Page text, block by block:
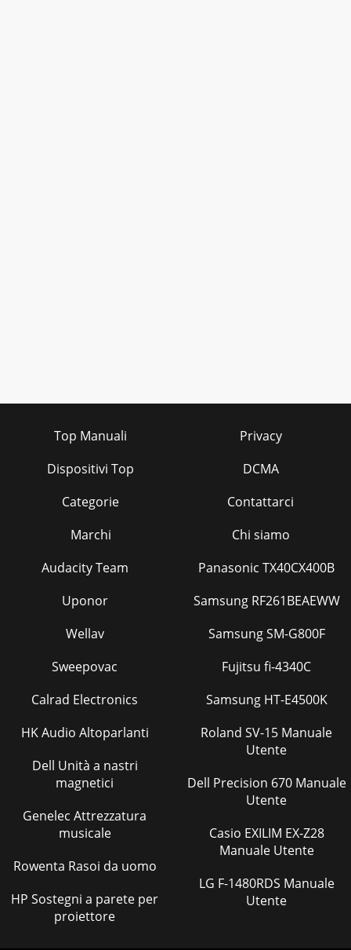
Top Manuali
Dispositivi Top
Categorie
Marchi
Privacy
DCMA
Contattarci
Chi siamo
Audacity Team
Uponor
Wellav
Sweepovac
Calrad Electronics
HK Audio Altoparlanti
Dell Unità a nastri
magnetici
Genelec Attrezzatura
musicale
Rowenta Rasoi da uomo
HP Sostegni a parete per
proiettore
Panasonic TX40CX400B
Samsung RF261BEAEWW
Samsung SM-G800F
Fujitsu fi-4340C
Samsung HT-E4500K
Roland SV-15 Manuale
Utente
Dell Precision 670 Manuale
Utente
Casio EXILIM EX-Z28
Manuale Utente
LG F-1480RDS Manuale
Utente